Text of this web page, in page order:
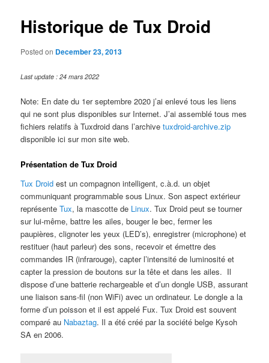
Historique de Tux Droid
Posted on December 23, 2013
Last update : 24 mars 2022
Note: En date du 1er septembre 2020 j’ai enlevé tous les liens
qui ne sont plus disponibles sur Internet. J’ai assemblé tous mes
fichiers relatifs à Tuxdroid dans l’archivetuxdroid-archive.zip
disponible ici sur mon site web.
Présentation de Tux Droid
Tux Droid est un compagnon intelligent, c.à.d. un objet
communiquant programmable sous Linux. Son aspect extérieur
représenteTux, la mascotte de Linux. Tux Droid peut se tourner
sur lui-même, battre les ailes, bouger le bec, fermer les
paupières, clignoter les yeux (LED’s), enregistrer (microphone) et
restituer (haut parleur) des sons, recevoir et émettre des
commandes IR (infrarouge), capter l’intensité de luminosité et
capter la pression de boutons sur la tête et dans les ailes. Il
dispose d’une batterie rechargeable et d’un dongle USB, assurant
une liaison sans-fil (non WiFi) avec un ordinateur. Le dongle a la
forme d’un poisson et il est appelé Fux. Tux Droid est souvent
comparé au Nabaztag. Il a été créé par la société belge Kysoh
SA en 2006.